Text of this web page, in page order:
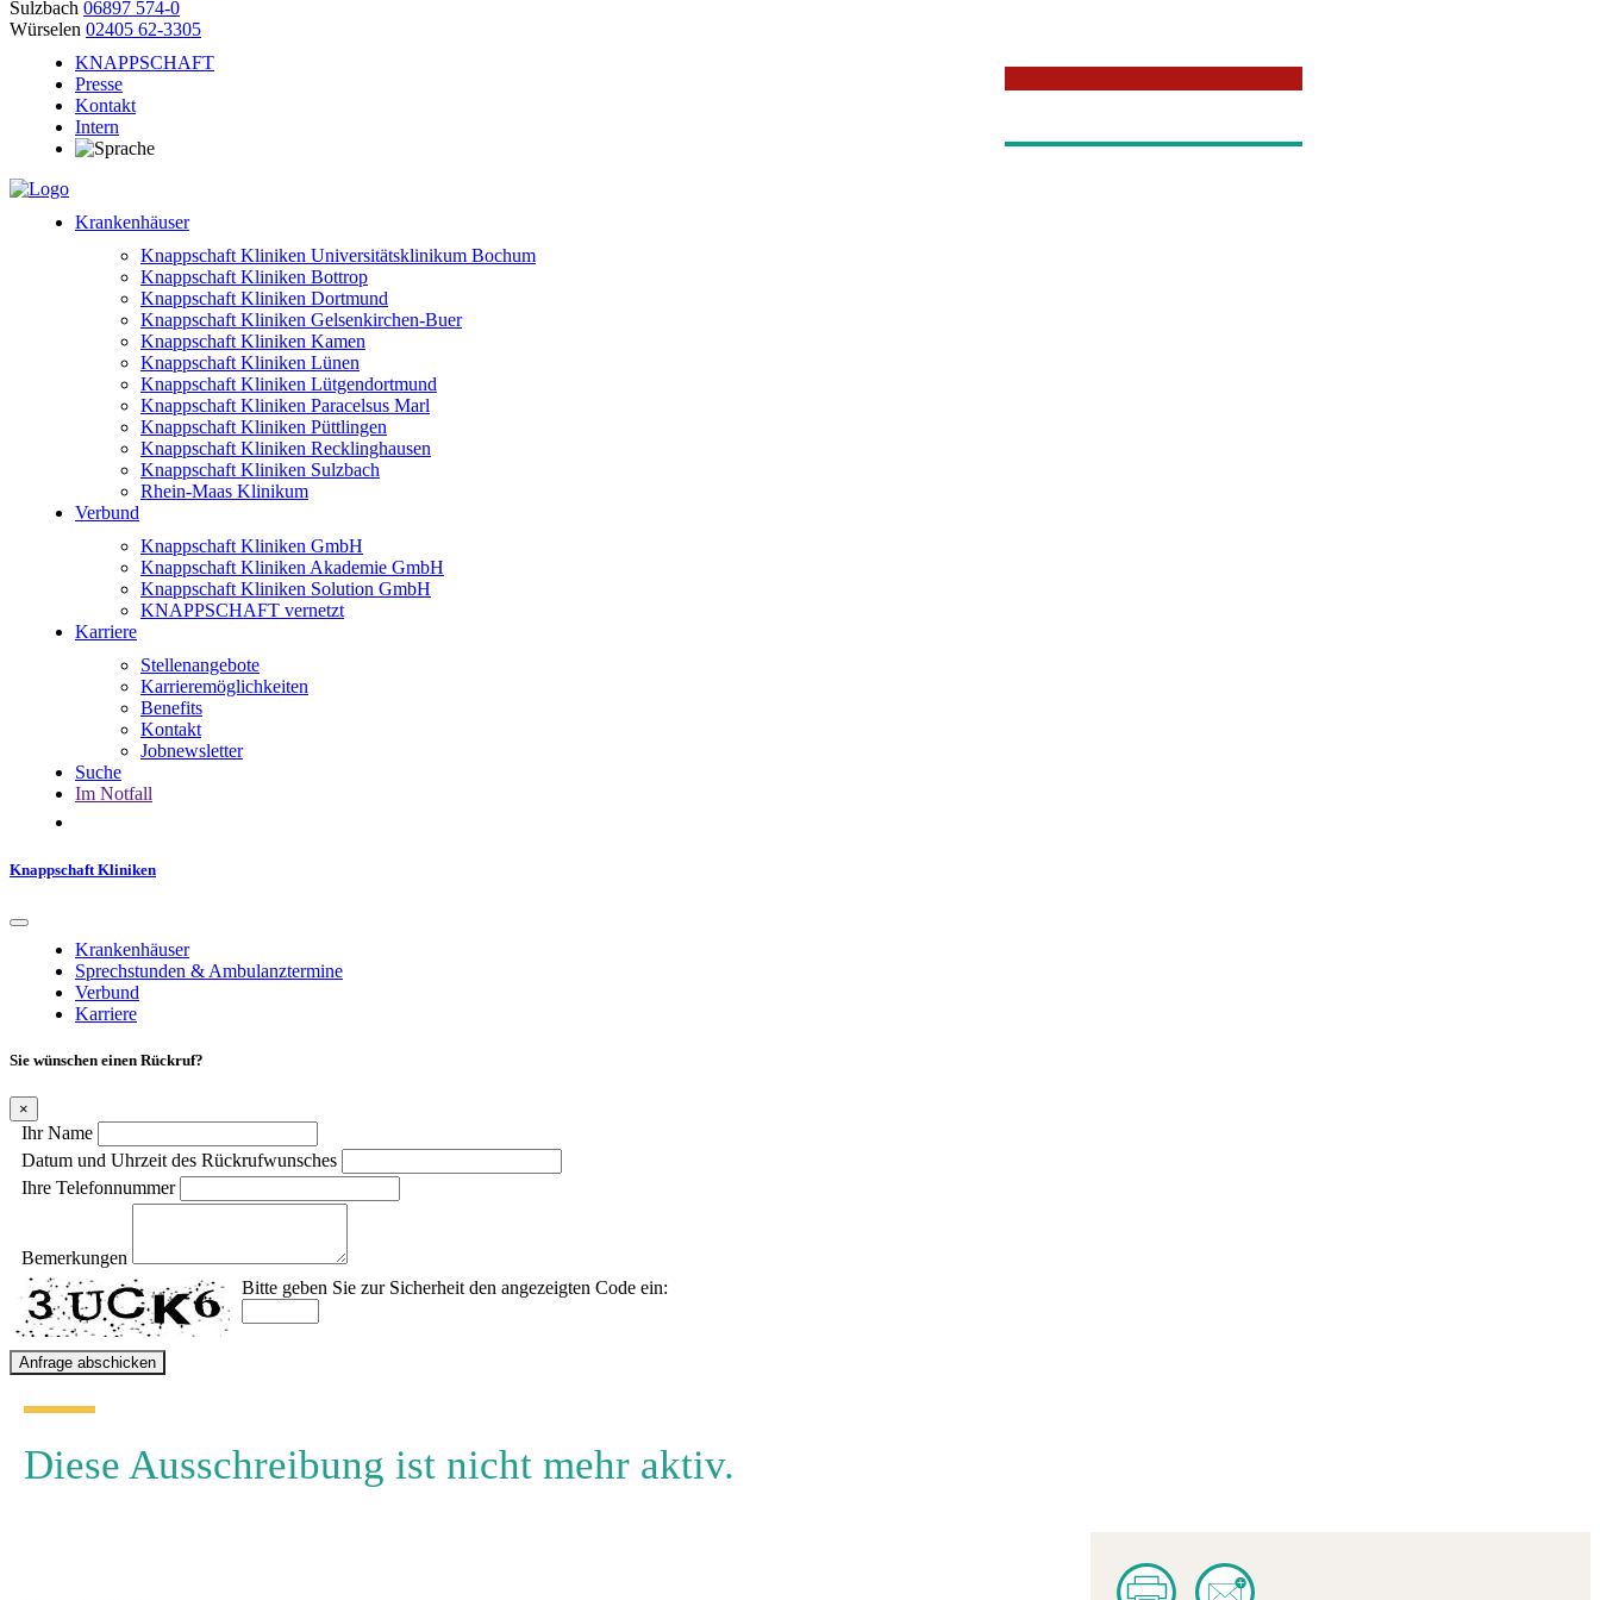
Sulzbach 06897 574-0
Würselen 02405 62-3305
KNAPPSCHAFT
Presse
Kontakt
Intern
Krankenhäuser
Knappschaft Kliniken Universitätsklinikum Bochum
Knappschaft Kliniken Bottrop
Knappschaft Kliniken Dortmund
Knappschaft Kliniken Gelsenkirchen-Buer
Knappschaft Kliniken Kamen
Knappschaft Kliniken Lünen
Knappschaft Kliniken Lütgendortmund
Knappschaft Kliniken Paracelsus Marl
Knappschaft Kliniken Püttlingen
Knappschaft Kliniken Recklinghausen
Knappschaft Kliniken Sulzbach
Rhein-Maas Klinikum
Verbund
Knappschaft Kliniken GmbH
Knappschaft Kliniken Akademie GmbH
Knappschaft Kliniken Solution GmbH
KNAPPSCHAFT vernetzt
Karriere
Stellenangebote
Karrieremöglichkeiten
Benefits
Kontakt
Jobnewsletter
Suche
Im Notfall
Knappschaft Kliniken
Krankenhäuser
Sprechstunden & Ambulanztermine
Verbund
Karriere
Sie wünschen einen Rückruf?
×
Ihr Name
Datum und Uhrzeit des Rückrufwunsches
Ihre Telefonnummer
Bemerkungen
Bitte geben Sie zur Sicherheit den angezeigten Code ein:
Diese Ausschreibung ist nicht mehr aktiv.